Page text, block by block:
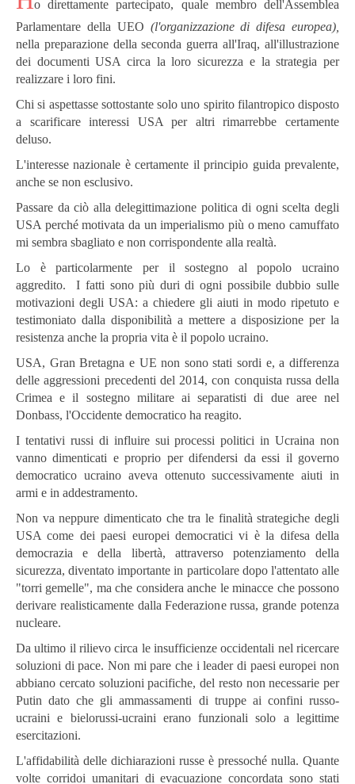
o direttamente partecipato, quale membro dell'Assemblea
Parlamentare della UEO (l'organizzazione di difesa europea),
nella preparazione della seconda guerra all'Iraq, all'illustrazione
dei documenti USA circa la loro sicurezza e la strategia per
realizzare i loro fini.
Chi si aspettasse sottostante solo uno spirito filantropico disposto
a scarificare interessi USA per altri rimarrebbe certamente
deluso.
L'interesse nazionale è certamente il principio guida prevalente,
anche se non esclusivo.
Passare da ciò alla delegittimazione politica di ogni scelta degli
USA perché motivata da un imperialismo più o meno camuffato
mi sembra sbagliato e non corrispondente alla realtà.
Lo è particolarmente per il sostegno al popolo ucraino
aggredito. I fatti sono più duri di ogni possibile dubbio sulle
motivazioni degli USA: a chiedere gli aiuti in modo ripetuto e
testimoniato dalla disponibilità a mettere a disposizione per la
resistenza anche la propria vita è il popolo ucraino.
USA, Gran Bretagna e UE non sono stati sordi e, a differenza
delle aggressioni precedenti del 2014, con conquista russa della
Crimea e il sostegno militare ai separatisti di due aree nel
Donbass, l'Occidente democratico ha reagito.
I tentativi russi di influire sui processi politici in Ucraina non
vanno dimenticati e proprio per difendersi da essi il governo
democratico ucraino aveva ottenuto successivamente aiuti in
armi e in addestramento.
Non va neppure dimenticato che tra le finalità strategiche degli
USA come dei paesi europei democratici vi è la difesa della
democrazia e della libertà, attraverso potenziamento della
sicurezza, diventato importante in particolare dopo l'attentato alle
"torri gemelle", ma che considera anche le minacce che possono
derivare realisticamente dalla Federazione russa, grande potenza
nucleare.
Da ultimo il rilievo circa le insufficienze occidentali nel ricercare
soluzioni di pace. Non mi pare che i leader di paesi europei non
abbiano cercato soluzioni pacifiche, del resto non necessarie per
Putin dato che gli ammassamenti di truppe ai confini russo-
ucraini e bielorussi-ucraini erano funzionali solo a legittime
esercitazioni.
L'affidabilità delle dichiarazioni russe è pressoché nulla. Quante
volte corridoi umanitari di evacuazione concordata sono stati